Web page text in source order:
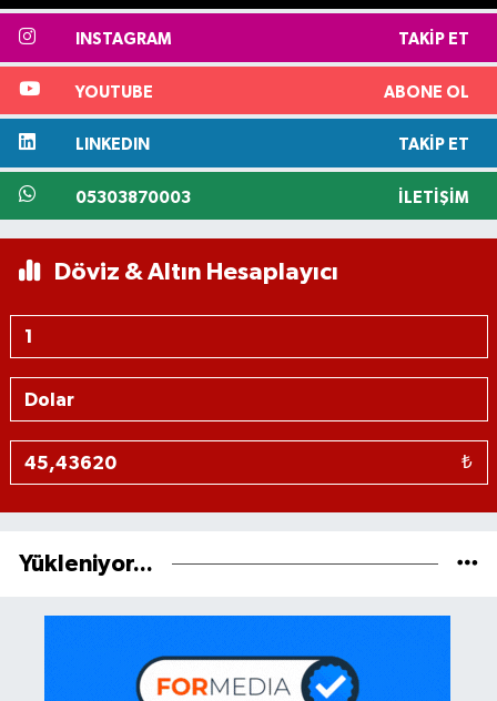
INSTAGRAM TAKIP ET
YOUTUBE ABONE OL
LINKEDIN TAKIP ET
05303870003 İLETIŞIM
Döviz & Altın Hesaplayıcı
₺
Yükleniyor...